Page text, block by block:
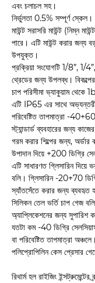
এবং চলাচল সহ।
নির্ভুলতা 0.5% সম্পূর্ণ স্কেল।
মাউন্ট সরাসরি মাউন্ট (নিম্ন
পারে। এটি মাউন্ট করার জন্য
উপযুক্ত।
প্রক্রিয়া সংযোগটি 1/8”,
থ্রেডের জন্য উপলব্ধ।
চাপ পরিসীমা ভ্যাকুয়াম
এটি IP65 এর সাথে
পরিবেষ্টিত তাপমাত্রা -
স্ট্যান্ডার্ড ব্যবহারের জন্য
গরম করার শিল্পের জন্য, অর্ডার
উপাদান দিয়ে +200 ডিগ্রি
এটি সাধারণত গ্লিসারিন
বলি। গ্লিসারিন -20+70
স্যাঁতসেঁতে করার জন্য ব্যবহৃত
সিলিকন তেল ভর্তি চাপ গেজ
অ্যাপ্লিকেশনের জন্য সুপারিশ
যতটা কম -40 ডিগ্রি
বা পরিবেষ্টিত তাপমাত্রা
পলিপ্রোপিলিন কেস প্রেসার
রিথার্ম হল রাইজিং ইন্সট্রুমেন্টের